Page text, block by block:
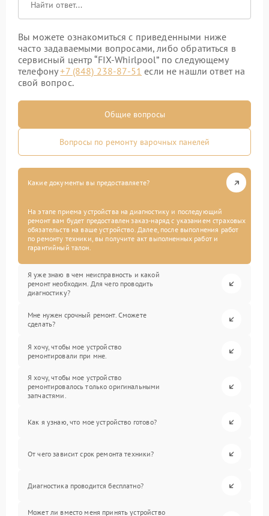
Вы можете ознакомиться с приведенными ниже
часто задаваемыми вопросами, либо обратиться в
сервисный центр “FIX-Whirlpool” по следующему
телефону+7 (848) 238-87-51 если не нашли ответ на
свой вопрос.
Общие вопросы
Вопросы по ремонту варочных панелей
Какие документы вы предоставляете?
На этапе приема устройства на диагностику и последующий
ремонт вам будет предоставлен заказ-наряд с указанием страховых
обязательств на ваше устройство. Далее, после выполнения работ
по ремонту техники, вы получите акт выполненных работ и
гарантийный талон.
Я уже знаю в чем неисправность и какой
ремонт необходим. Для чего проводить
диагностику?
Мне нужен срочный ремонт. Сможете
сделать?
Я хочу, чтобы мое устройство
ремонтировали при мне.
Я хочу, чтобы мое устройство
ремонтировалось только оригинальными
запчастями.
Как я узнаю, что мое устройство готово?
От чего зависит срок ремонта техники?
Диагностика проводится бесплатно?
Может ли вместо меня принять устройство